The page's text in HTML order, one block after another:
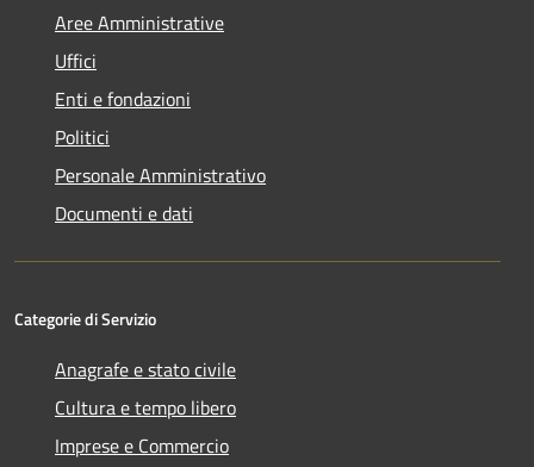
Aree Amministrative
Uffici
Enti e fondazioni
Politici
Personale Amministrativo
Documenti e dati
Categorie di Servizio
Anagrafe e stato civile
Cultura e tempo libero
Imprese e Commercio